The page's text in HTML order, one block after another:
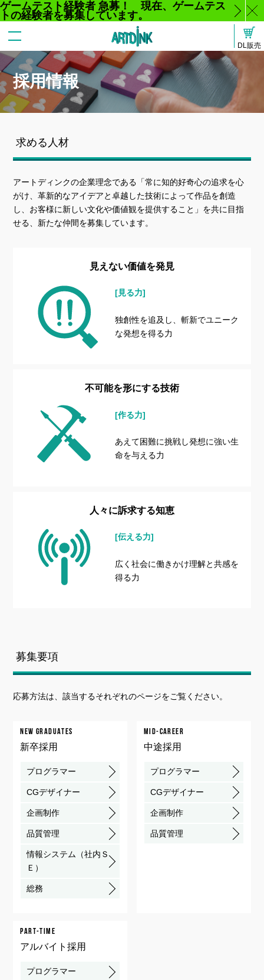
ゲームテスト経験者 急募！ 現在、ゲームテス
トの経験者を募集しています。
じ
る
DL販売
採用情報
求める人材
アートディンクの企業理念である「常に知的好奇心の追求を心
がけ、革新的なアイデアと卓越した技術によって作品を創造
し、お客様に新しい文化や価値観を提供すること」を共に目指
せる、新たな仲間を募集しています。
見えない価値を発見
[見る力]
独創性を追及し、斬新でユニーク
な発想を得る力
不可能を形にする技術
[作る力]
あえて困難に挑戦し発想に強い生
命を与える力
人々に訴求する知恵
[伝える力]
広く社会に働きかけ理解と共感を
得る力
募集要項
応募方法は、該当するそれぞれのページをご覧ください。
NEW GRADUATES
新卒採用
プログラマー
CGデザイナー
企画制作
品質管理
情報システム（社内Ｓ
Ｅ）
総務
MID-CAREER
中途採用
プログラマー
CGデザイナー
企画制作
品質管理
PART-TIME
アルバイト採用
プログラマー